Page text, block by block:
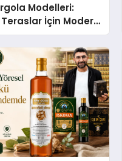
Modelleri:
İçin Modern